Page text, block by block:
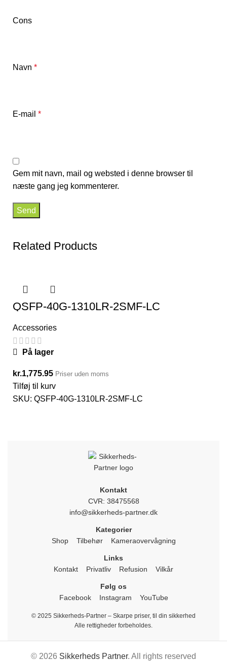
Cons
Navn *
E-mail *
Gem mit navn, mail og websted i denne browser til
næste gang jeg kommenterer.
Related Products
QSFP-40G-1310LR-2SMF-LC
Accessories
På lager
kr.1,775.95 Priser uden moms
Tilføj til kurv
SKU: QSFP-40G-1310LR-2SMF-LC
Kontakt
CVR: 38475568
info@sikkerheds-partner.dk
Kategorier
Shop
Tilbehør Kameraovervågning
Links
Kontakt
Privatliv Refusion Vilkår
Følg os
Facebook
Instagram YouTube
© 2025 Sikkerheds-Partner – Skarpe priser, til din sikkerhed
Alle rettigheder forbeholdes.
© 2026 Sikkerheds Partner. All rights reserved